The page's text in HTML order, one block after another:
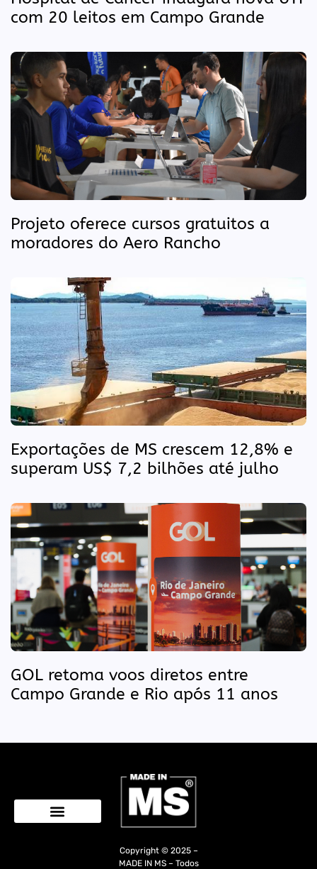
com 20 leitos em Campo Grande
Projeto oferece cursos gratuitos a
moradores do Aero Rancho
Exportações de MS crescem 12,8% e
superam US$ 7,2 bilhões até julho
GOL retoma voos diretos entre
Campo Grande e Rio após 11 anos
Copyright © 2025 –
MADE IN MS – Todos